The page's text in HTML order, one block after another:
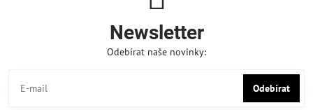
Newsletter
Odebírat naše novinky:
Odebírat